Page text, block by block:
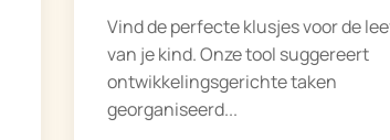
Vind de perfecte klusjes voor de
van je kind. Onze tool suggereert
ontwikkelingsgerichte taken
georganiseerd...